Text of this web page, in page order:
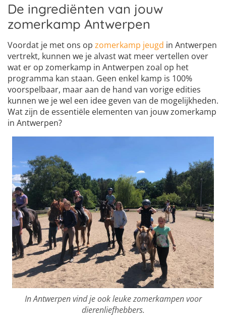
De ingrediënten van jouw
zomerkamp Antwerpen
Voordat je met ons op zomerkamp jeugd in Antwerpen
vertrekt, kunnen we je alvast wat meer vertellen over
wat er op zomerkamp in Antwerpen zoal op het
programma kan staan. Geen enkel kamp is 100%
voorspelbaar, maar aan de hand van vorige edities
kunnen we je wel een idee geven van de mogelijkheden.
Wat zijn de essentiële elementen van jouw zomerkamp
in Antwerpen?
In Antwerpen vind je ook leuke zomerkampen voor
dierenliefhebbers.